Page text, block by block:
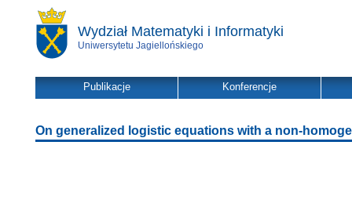
Wydział Matematyki i Informatyki
Uniwersytetu Jagiellońskiego
Publikacje Konferencje
On generalized logistic equations with a non-